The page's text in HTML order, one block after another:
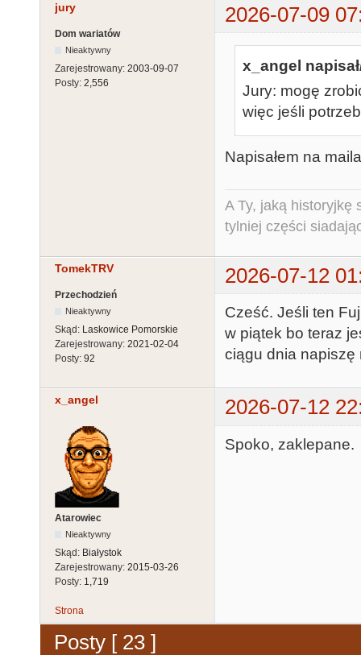
jury 2026-07-09
Dom wariatów
Nieaktywny
Zarejestrowany: 2003-09-07
Posty: 2,556
x_angel
Jury: mogę
więc jeśli
Napisałem na
A Ty, jaką historyjkę
tylniej części
TomekTRV 2026-07-12
Przechodzień
Nieaktywny
Skąd: Laskowice Pomorskie
Zarejestrowany: 2021-02-04
Posty: 92
Cześć. Jeśli ten
w piątek bo teraz
ciągu dnia napiszę
x_angel 2026-07-12
Atarowiec
Nieaktywny
Skąd: Białystok
Zarejestrowany: 2015-03-26
Posty: 1,719
Spoko, zaklepane.
Strona
Posty [ 23 ]